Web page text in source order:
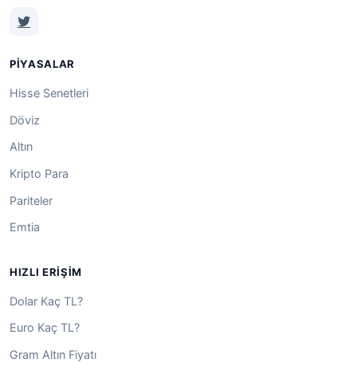
PIYASALAR
Hisse Senetleri
Döviz
Altın
Kripto Para
Pariteler
Emtia
HIZLI ERIŞIM
Dolar Kaç TL?
Euro Kaç TL?
Gram Altın Fiyatı